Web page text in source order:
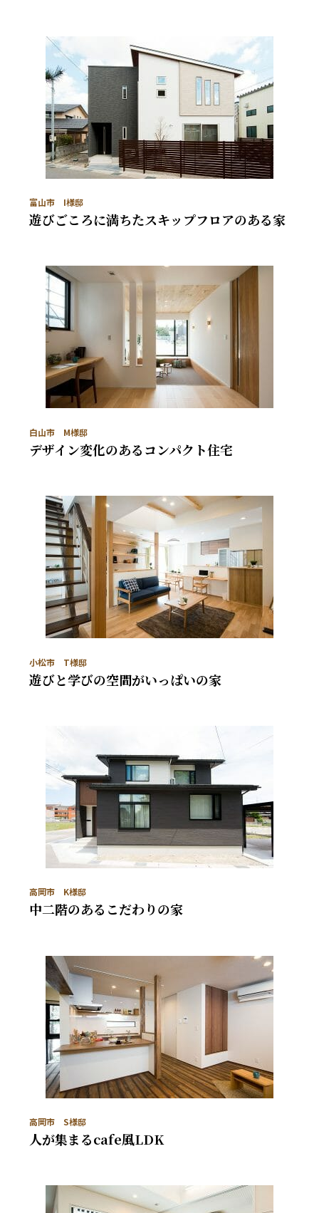
富山市 I様邸
遊びごころに満ちたスキップフロアのある家
白山市 M様邸
デザイン変化のあるコンパクト住宅
小松市 T様邸
遊びと学びの空間がいっぱいの家
高岡市 K様邸
中二階のあるこだわりの家
高岡市 S様邸
人が集まるcafe風LDK